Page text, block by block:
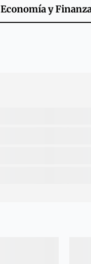
Economía y